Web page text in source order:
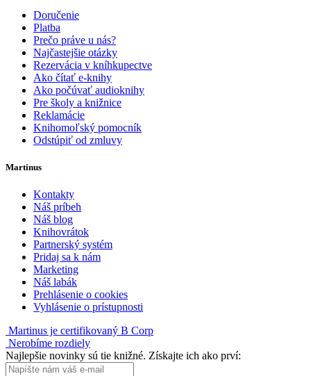
Doručenie
Platba
Prečo práve u nás?
Najčastejšie otázky
Rezervácia v kníhkupectve
Ako čítať e-knihy
Ako počúvať audioknihy
Pre školy a knižnice
Reklamácie
Knihomoľský pomocník
Odstúpiť od zmluvy
Martinus
Kontakty
Náš príbeh
Náš blog
Knihovrátok
Partnerský systém
Pridaj sa k nám
Marketing
Náš labák
Prehlásenie o cookies
Vyhlásenie o prístupnosti
Martinus je certifikovaný B Corp
Nerobíme rozdiely
Najlepšie novinky sú tie knižné. Získajte ich ako prví: